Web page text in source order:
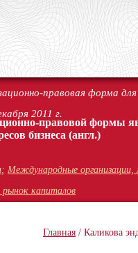
правовая форма
2011 г.
правовой формы
бизнеса (англ.)
; Международные организации,
капиталов
Главная / Каликова